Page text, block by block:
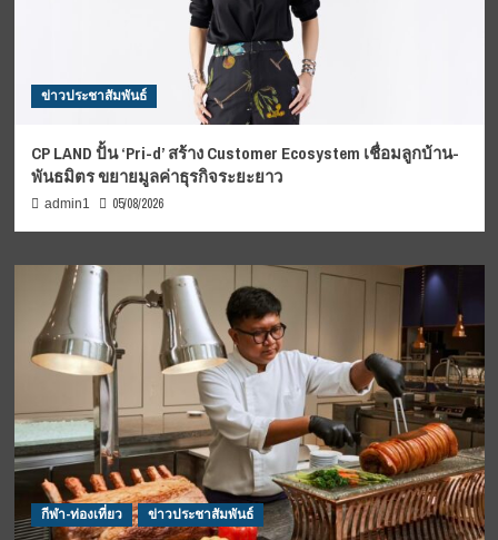
ข่าวประชาสัมพันธ์
CP LAND ปั้น ‘Pri-d’ สร้าง Customer Ecosystem เชื่อมลูกบ้าน-
พันธมิตร ขยายมูลค่าธุรกิจระยะยาว
admin1 05/08/2026
กีฬา-ท่องเที่ยว ข่าวประชาสัมพันธ์